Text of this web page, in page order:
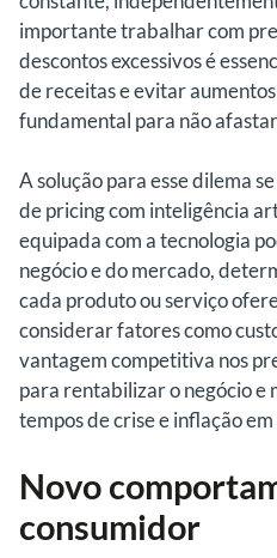
importante trabalhar com
descontos excessivos é
de receitas e evitar
fundamental para não
A solução para esse dilema
de pricing com inteligência
equipada com a tecnologia
negócio e do mercado,
cada produto ou serviço
considerar fatores como
vantagem competitiva nos
para rentabilizar o negócio e
tempos de crise e inflação
Novo
consumidor